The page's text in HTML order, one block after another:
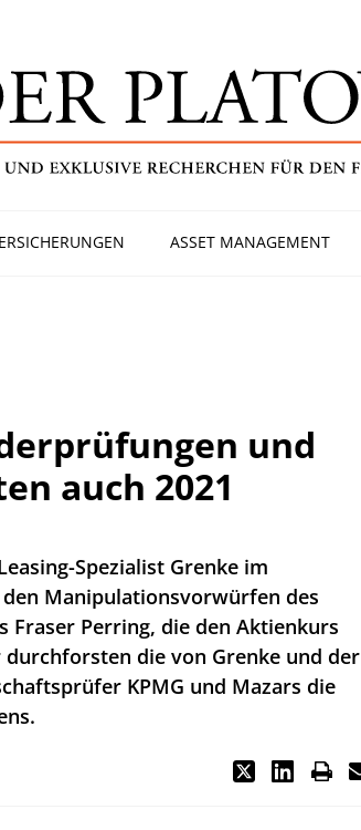
ASSET MANAGEMENT
und
auch 2021
Spezialist Grenke im
Manipulationsvorwürfen des
Fraser Perring, die den Aktienkurs
die von Grenke und der
KPMG und Mazars die